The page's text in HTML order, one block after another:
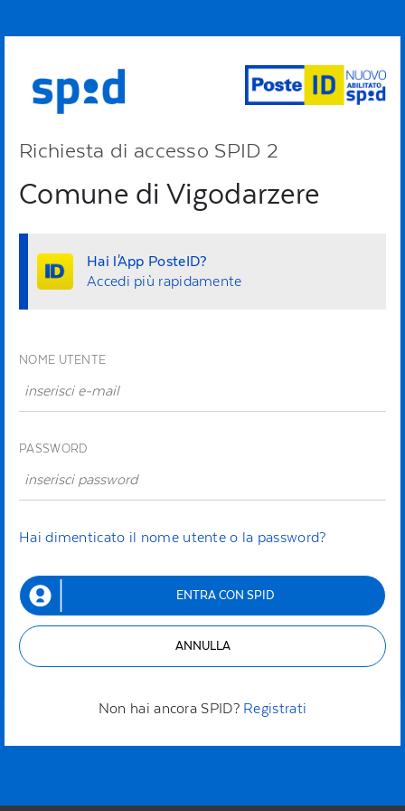
Richiesta di accesso SPID 2
Comune di Vigodarzere
Hai l'App PosteID?
Accedi più rapidamente
NOME UTENTE
PASSWORD
Hai dimenticato il nome utente o la password?
ENTRA CON SPID
ANNULLA
Non hai ancora SPID? Registrati